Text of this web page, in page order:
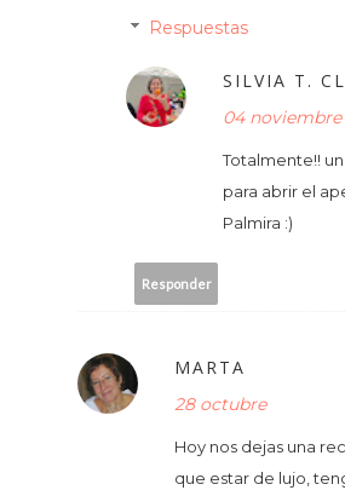
Respuestas
SILVIA T.
04 noviembre
Totalmente!!
para abrir el
Palmira :)
Responder
MARTA
28 octubre
Hoy nos dejas una
que estar de lujo,